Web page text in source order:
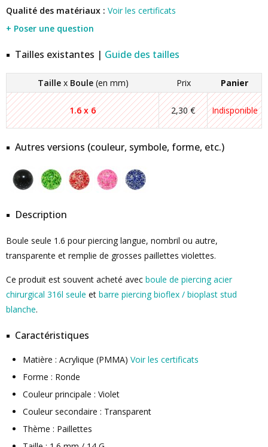
Qualité des matériaux : Voir les certificats
+ Poser une question
Tailles existantes | Guide des tailles
Taille x Boule (en mm) Prix Panier
1.6 x 6 2,30 € Indisponible
Autres versions (couleur, symbole, forme, etc.)
Description
Boule seule 1.6 pour piercing langue, nombril ou autre,
transparente et remplie de grosses paillettes violettes.
Ce produit est souvent acheté avec boule de piercing acier
chirurgical 316l seule et barre piercing bioflex / bioplast stud
blanche.
Caractéristiques
Matière : Acrylique (PMMA) Voir les certificats
Forme : Ronde
Couleur principale : Violet
Couleur secondaire : Transparent
Thème : Paillettes